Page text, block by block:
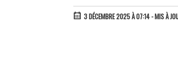
3 DÉCEMBRE 2025 À 07:14 - MIS À